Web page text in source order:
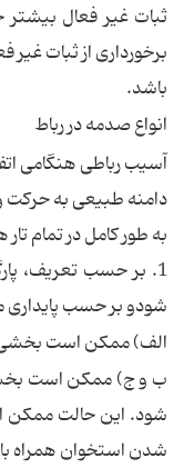
ثبات غیر فعال
برخورداری از ثبات
باشد.
انواع صدمه در رباط
آسیب رباطی هنگامی
دامنه طبیعی به حرکت
به طور کامل در تمام
1. بر حسب تعریف،
شودو بر حسب پایداری
الف) ممکن است بخشی
ب و ج) ممکن است
شود. این حالت ممکن
شدن استخوان همراه